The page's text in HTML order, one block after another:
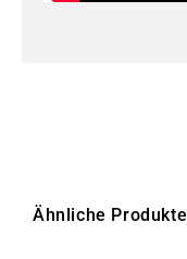
Ähnliche Produkte